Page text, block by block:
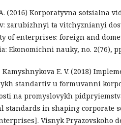
(2016) Korporatyvna sotsialna
zarubizhnyi ta vitchyznianyi
of enterprises: foreign and
Ekonomichni nauky, no. 2(76),
Kamyshnykova E. V. (2018)
standartiv u formuvanni
na promyslovykh
standards in shaping corporate
Visnyk Pryazovskoho